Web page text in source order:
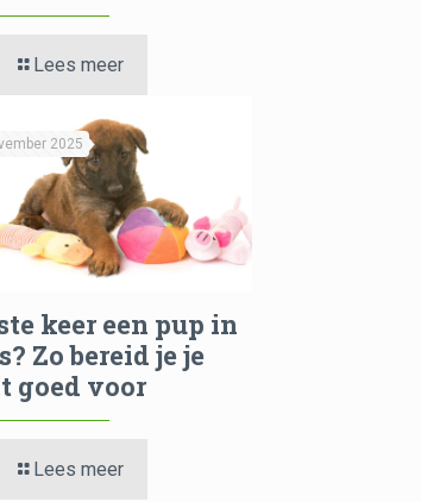
Lees meer
2025
keer een pup in
Zo bereid je je
goed voor
Lees meer